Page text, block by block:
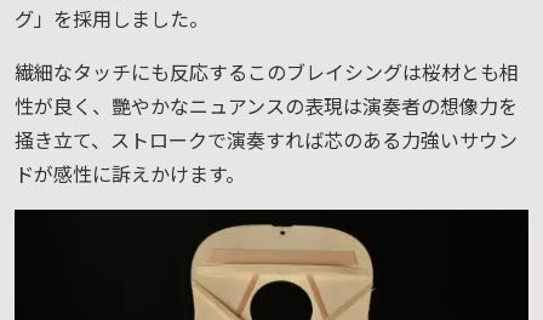
グ」を採用しました。
繊細なタッチにも反応するこのブレイシングは桜材とも相
性が良く、艷やかなニュアンスの表現は演奏者の想像力を
掻き立て、ストロークで演奏すれば芯のある力強いサウン
ドが感性に訴えかけます。